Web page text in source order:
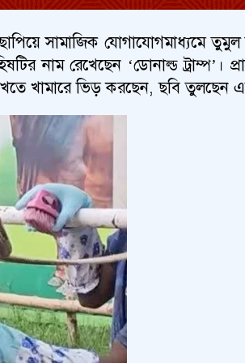
সামাজিক যোগাযোগমাধ্যমে তুমুল
নাম রেখেছেন ‘ডোনাল্ড
খামারে ভিড় করছেন, ছবি তুলছেন